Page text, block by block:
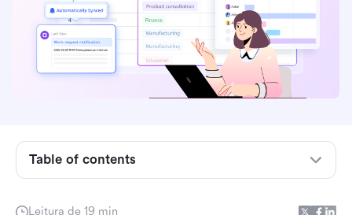
Leitura de 19 min
Table of contents
Minhas 3 principais escolhas
O que é Enterprise IA?